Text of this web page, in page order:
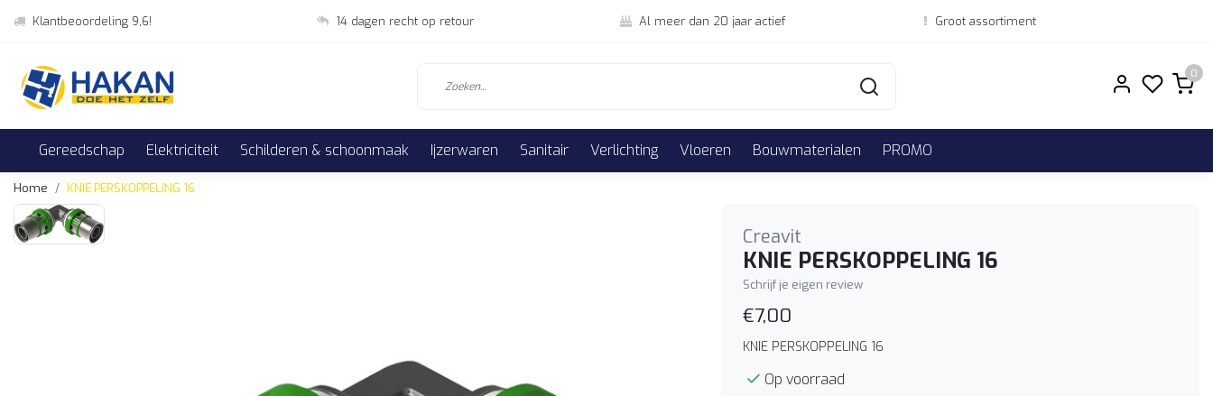
Klantbeoordeling 9,6! 14 dagen recht op retour Al meer dan 20 jaar actief Groot assortiment
0
Gereedschap Elektriciteit Schilderen & schoonmaak Ijzerwaren Sanitair Verlichting Vloeren Bouwmaterialen PROMO
Home KNIE PERSKOPPELING 16
Creavit
KNIE PERSKOPPELING 16
Schrijf je eigen review
€7,00
KNIE PERSKOPPELING 16
Op voorraad